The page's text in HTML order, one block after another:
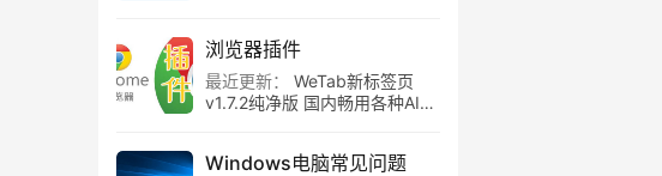
浏览器插件
最近更新：
WeTab新标签页
v1.7.2纯净版 国内畅用各种AI组
Windows电脑常见问题